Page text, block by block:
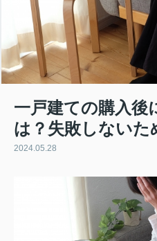
一戸建ての購入後
は？失敗しないた
2024.05.28